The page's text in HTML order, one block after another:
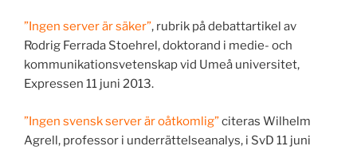
”Ingen server är säker”, rubrik på debattartikel av
Rodrig Ferrada Stoehrel, doktorand i medie- och
kommunikationsvetenskap vid Umeå universitet,
Expressen 11 juni 2013.
”Ingen svensk server är oåtkomlig”citeras Wilhelm
Agrell, professor i underrättelseanalys, i SvD 11 juni